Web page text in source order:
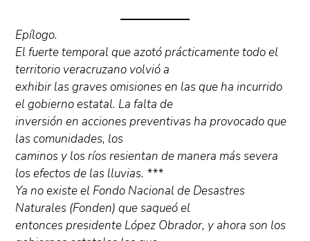
Epílogo.
El fuerte temporal que azotó prácticamente todo el
territorio veracruzano volvió a
exhibir las graves omisiones en las que ha incurrido
el gobierno estatal. La falta de
inversión en acciones preventivas ha provocado que
las comunidades, los
caminos y los ríos resientan de manera más severa
los efectos de las lluvias. ***
Ya no existe el Fondo Nacional de Desastres
Naturales (Fonden) que saqueó el
entonces presidente López Obrador, y ahora son los